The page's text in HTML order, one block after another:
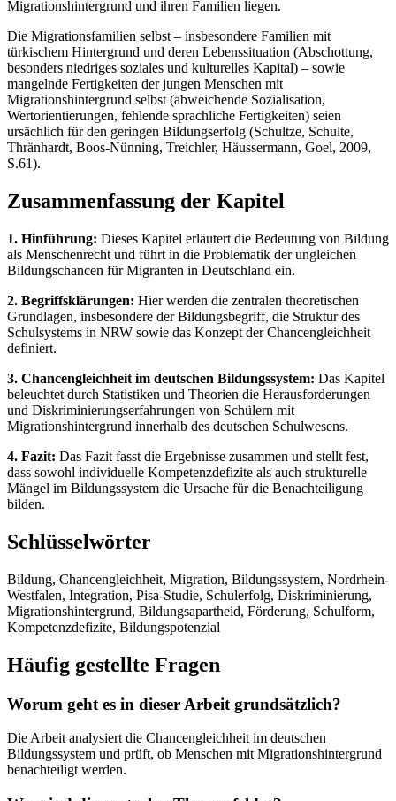
Migrationshintergrund und ihren Familien liegen.
Die Migrationsfamilien selbst – insbesondere Familien mit
türkischem Hintergrund und deren Lebenssituation (Abschottung,
besonders niedriges soziales und kulturelles Kapital) – sowie
mangelnde Fertigkeiten der jungen Menschen mit
Migrationshintergrund selbst (abweichende Sozialisation,
Wertorientierungen, fehlende sprachliche Fertigkeiten) seien
ursächlich für den geringen Bildungserfolg (Schultze, Schulte,
Thränhardt, Boos-Nünning, Treichler, Häussermann, Goel, 2009,
S.61).
Zusammenfassung der Kapitel
1. Hinführung: Dieses Kapitel erläutert die Bedeutung von Bildung
als Menschenrecht und führt in die Problematik der ungleichen
Bildungschancen für Migranten in Deutschland ein.
2. Begriffsklärungen: Hier werden die zentralen theoretischen
Grundlagen, insbesondere der Bildungsbegriff, die Struktur des
Schulsystems in NRW sowie das Konzept der Chancengleichheit
definiert.
3. Chancengleichheit im deutschen Bildungssystem: Das Kapitel
beleuchtet durch Statistiken und Theorien die Herausforderungen
und Diskriminierungserfahrungen von Schülern mit
Migrationshintergrund innerhalb des deutschen Schulwesens.
4. Fazit: Das Fazit fasst die Ergebnisse zusammen und stellt fest,
dass sowohl individuelle Kompetenzdefizite als auch strukturelle
Mängel im Bildungssystem die Ursache für die Benachteiligung
bilden.
Schlüsselwörter
Bildung, Chancengleichheit, Migration, Bildungssystem, Nordrhein-
Westfalen, Integration, Pisa-Studie, Schulerfolg, Diskriminierung,
Migrationshintergrund, Bildungsapartheid, Förderung, Schulform,
Kompetenzdefizite, Bildungspotenzial
Häufig gestellte Fragen
Worum geht es in dieser Arbeit grundsätzlich?
Die Arbeit analysiert die Chancengleichheit im deutschen
Bildungssystem und prüft, ob Menschen mit Migrationshintergrund
benachteiligt werden.